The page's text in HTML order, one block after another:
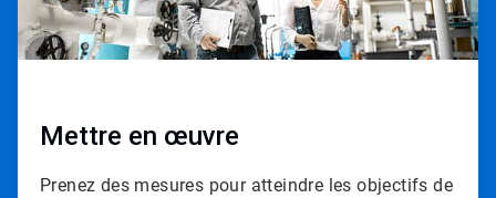
Mettre en œuvre
Prenez des mesures pour atteindre les objectifs de